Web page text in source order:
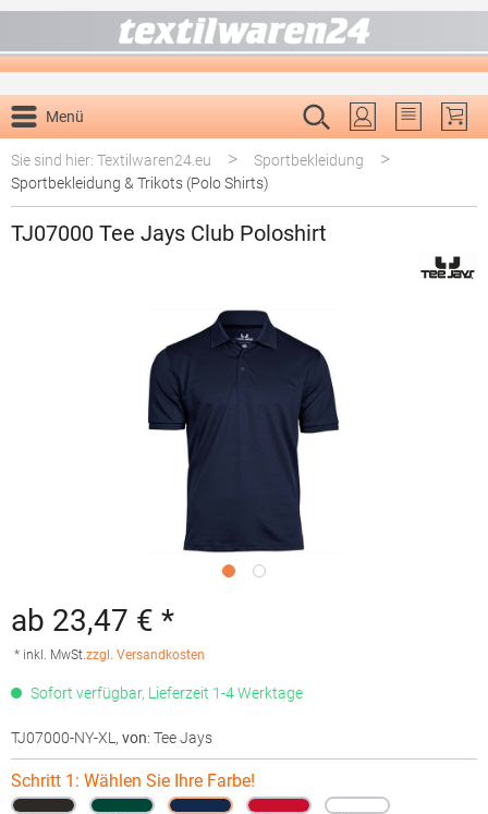
Menü
Du hast 0
Sie sind hier: Textilwaren24.eu
> Sportbekleidung >
Sportbekleidung & Trikots (Polo Shirts)
TJ07000 Tee Jays Club Poloshirt
ab 23,47 € *
* inkl. MwSt.zzgl. Versandkosten
Sofort verfügbar, Lieferzeit 1-4 Werktage
TJ07000-NY-XL , von: Tee Jays
Schritt 1: Wählen Sie Ihre Farbe!